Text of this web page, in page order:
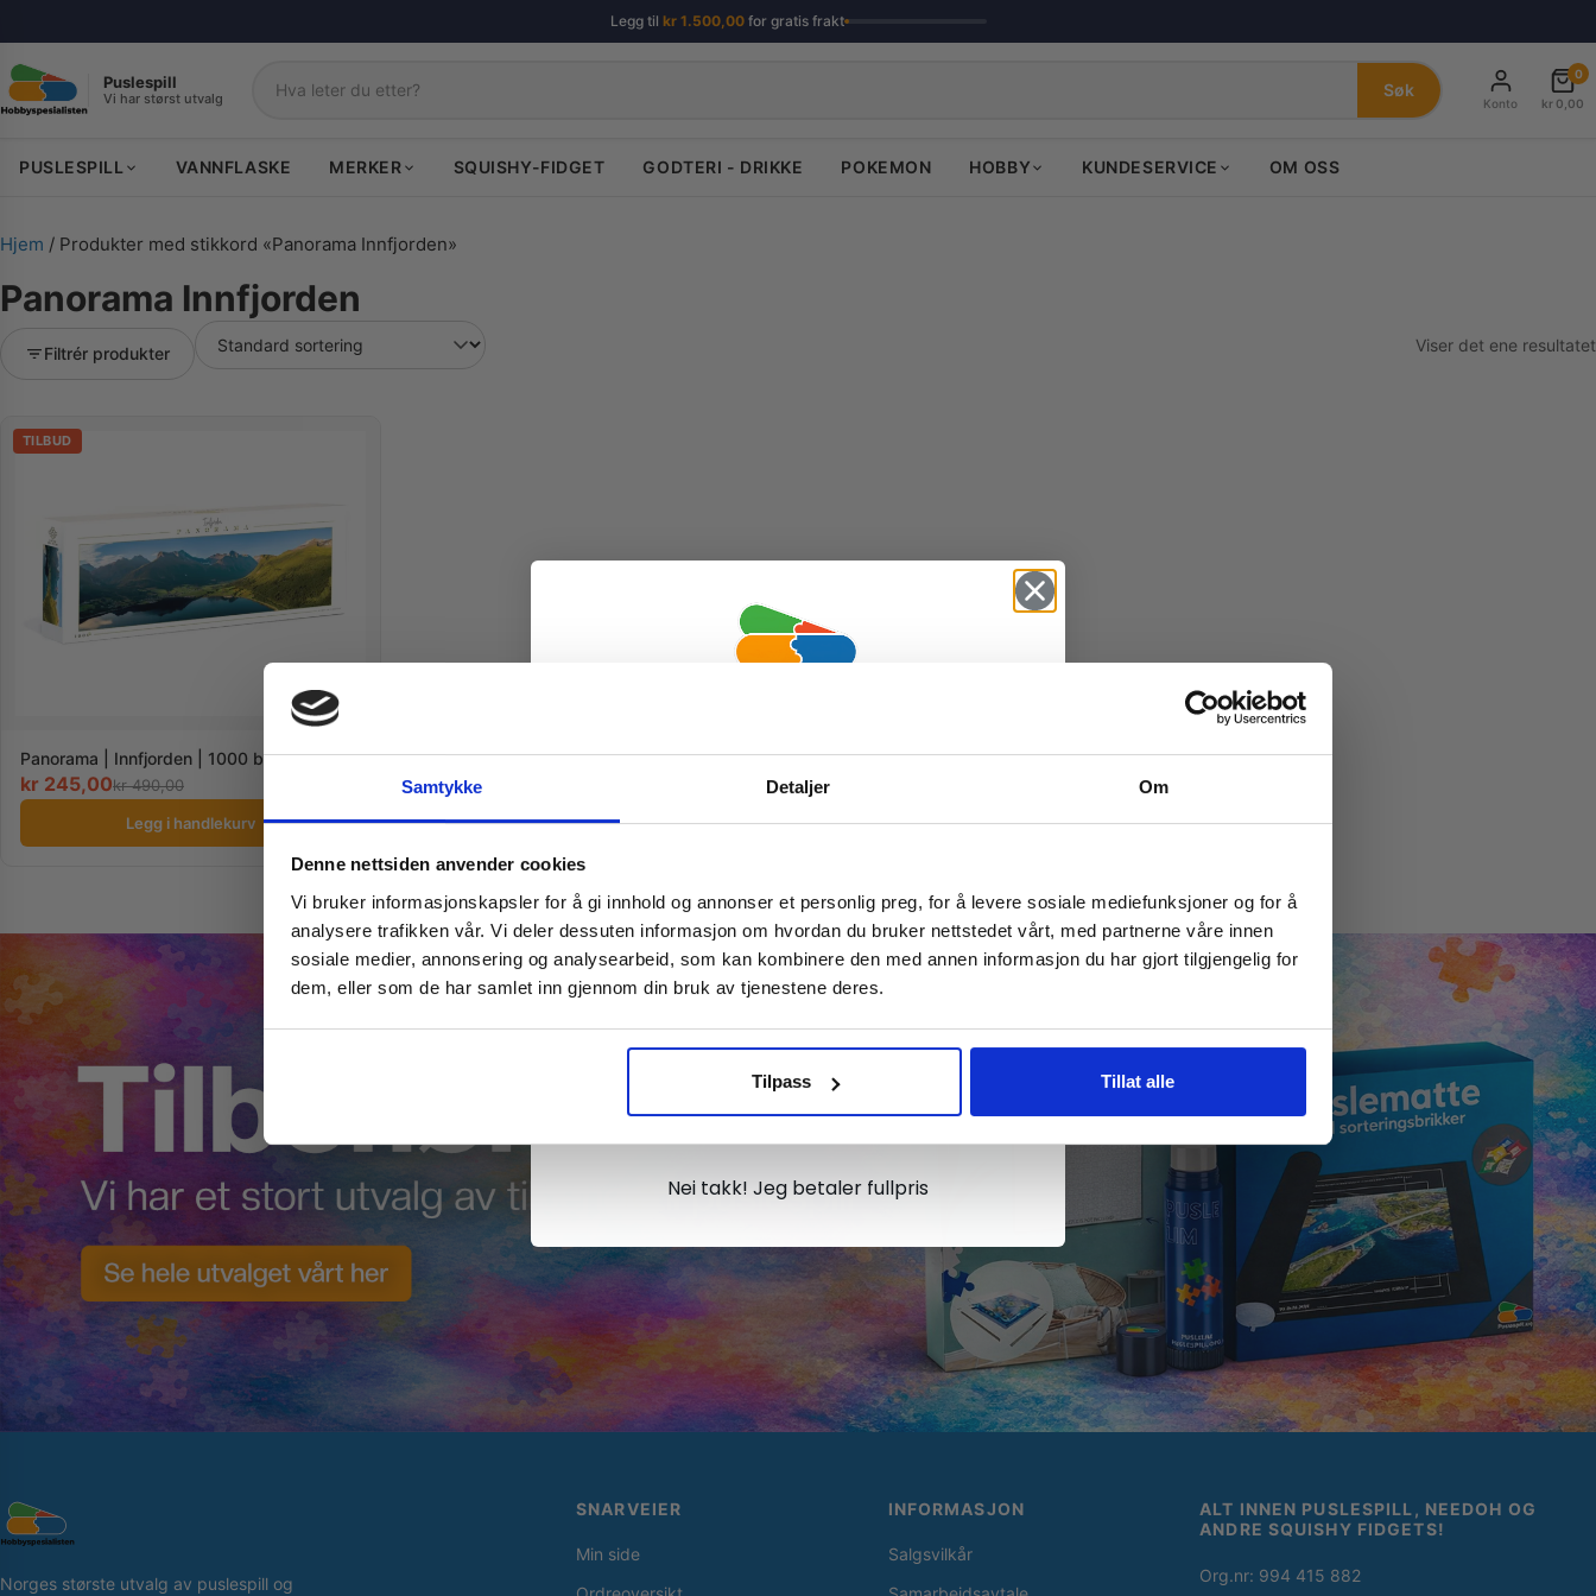
Samtykke Detaljer Om
Denne nettsiden anvender cookies
Vi bruker informasjonskapsler for å gi innhold og annonser et personlig preg, for å levere sosiale mediefunksjoner og for å
analysere trafikken vår. Vi deler dessuten informasjon om hvordan du bruker nettstedet vårt, med partnerne våre innen
sosiale medier, annonsering og analysearbeid, som kan kombinere den med annen informasjon du har gjort tilgjengelig for
dem, eller som de har samlet inn gjennom din bruk av tjenestene deres.
Tilpass Tillat alle
Legg til kr1.500,00for gratis frakt
Puslespill
Vi har størst utvalg Søk
Søk
Konto
0
kr 0,00
PUSLESPILL VANNFLASKE MERKER SQUISHY-FIDGET GODTERI - DRIKKE POKEMON HOBBY KUNDESERVICE OM OSS
Hjem / Produkter med stikkord «Panorama Innfjorden»
Panorama Innfjorden
Filtrér produkter Viser det ene resultatet
TILBUD
Panorama | Innfjorden | 1000 brikker
kr 245,00kr490,00
Legg i handlekurv
Norges største utvalg av puslespill og
SNARVEIER
Min side
INFORMASJON
Salgsvilkår
ALT INNEN PUSLESPILL, NEEDOH OG
ANDRE SQUISHY FIDGETS!
Org.nr: 994 415 882
Vil du ha
10% Rabatt?
Meld deg på vårt nyhetsbrev og motta
gode tilbud og produktinformasjon fra
oss¢!
Ja takk, jeg er med
Nei takk! Jeg betaler fullpris